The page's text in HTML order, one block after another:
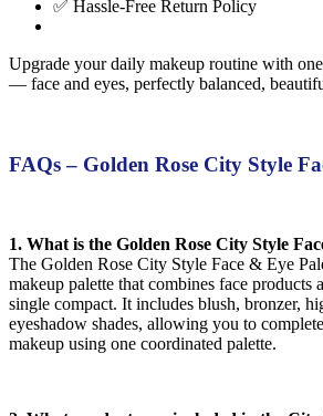
✅ Hassle-Free Return Policy
Upgrade your daily makeup routine with
— face and eyes, perfectly balanced,
FAQs – Golden Rose City Style
1. What is the Golden Rose City Style
The Golden Rose City Style Face & Eye
makeup palette that combines face products
single compact. It includes blush, bronzer,
eyeshadow shades, allowing you to
makeup using one coordinated palette.